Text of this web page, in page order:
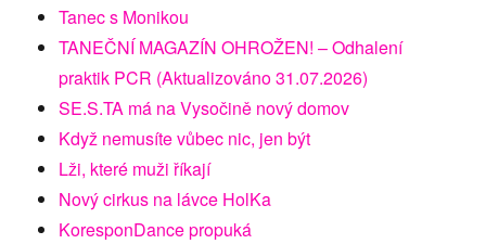
Tanec s Monikou
TANEČNÍ MAGAZÍN OHROŽEN! – Odhalení
praktik PCR (Aktualizováno 31.07.2026)
SE.S.TA má na Vysočině nový domov
Když nemusíte vůbec nic, jen být
Lži, které muži říkají
Nový cirkus na lávce HolKa
KoresponDance propuká